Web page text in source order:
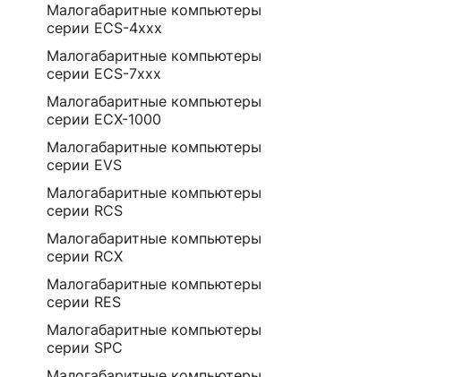
Малогабаритные компьютеры
серии ECS-4ххх
Малогабаритные компьютеры
серии ECS-7ххх
Малогабаритные компьютеры
серии ECX-1000
Малогабаритные компьютеры
серии EVS
Малогабаритные компьютеры
серии RCS
Малогабаритные компьютеры
серии RCX
Малогабаритные компьютеры
серии RES
Малогабаритные компьютеры
серии SPC